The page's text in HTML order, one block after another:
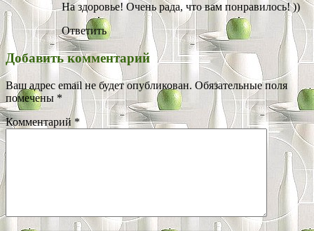
На здоровье! Очень рада, что вам понравилось! ))
Ответить
Добавить комментарий
Ваш адрес email не будет опубликован. Обязательные поля
помечены *
Комментарий *